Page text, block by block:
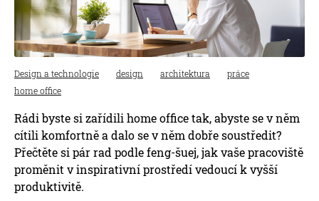
Design a technologie design architektura
práce
home office
Rádi byste si zařídili home office tak, abyste se v něm
cítili komfortně a dalo se v něm dobře soustředit?
Přečtěte si pár rad podle feng-šuej, jak vaše pracoviště
proměnit v inspirativní prostředí vedoucí k vyšší
produktivitě.